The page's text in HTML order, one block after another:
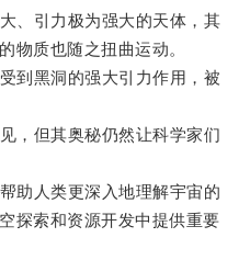
引力极为强大的天体，其
物质也随之扭曲运动。
黑洞的强大引力作用，被
但其奥秘仍然让科学家们
人类更深入地理解宇宙的
探索和资源开发中提供重要